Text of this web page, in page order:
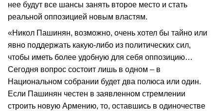
нее будут все шансы занять второе место и стать
реальной оппозицией новым властям.
«Никол Пашинян, возможно, очень хотел бы тайно или
явно поддержать какую-либо из политических сил,
чтобы иметь более удобную для себя оппозицию…
Сегодня вопрос состоит лишь в одном – в
Национальном собрании будет два полюса или один.
Если Пашинян честен в заявленном стремлении
строить новую Армению, то, оставшись в одиночестве